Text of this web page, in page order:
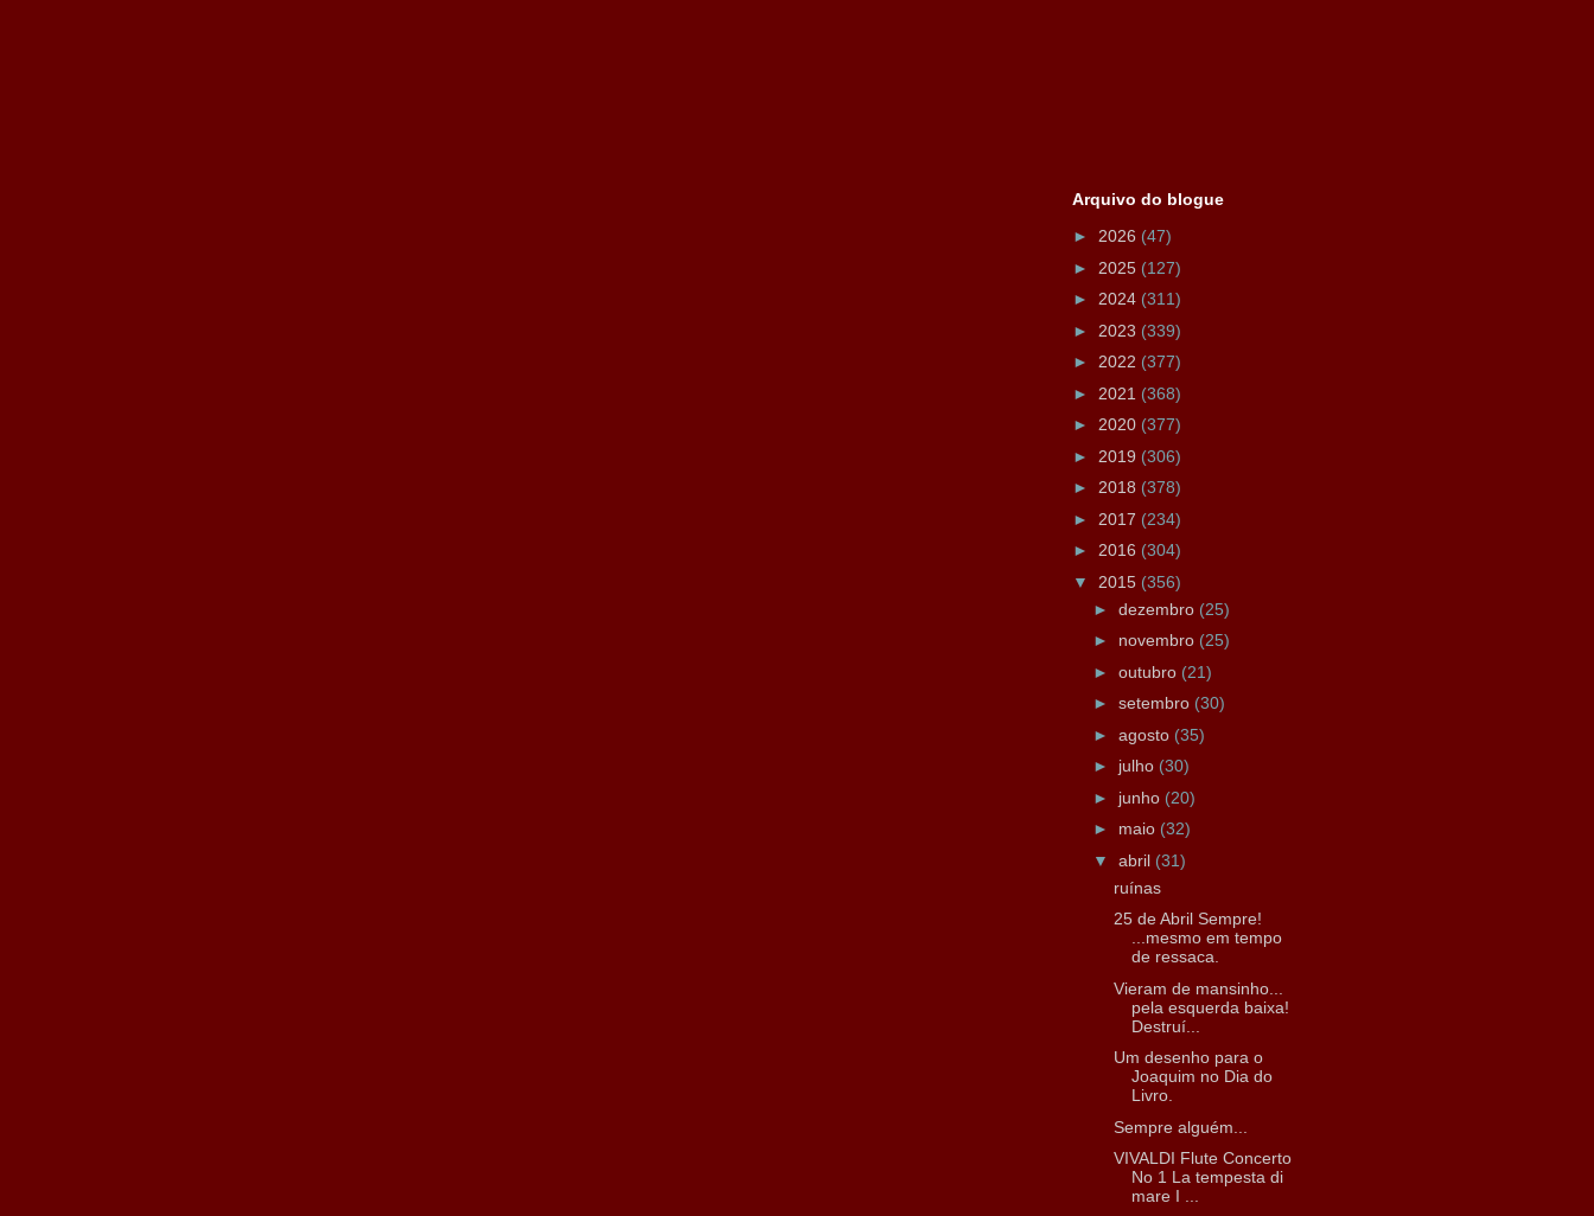
Arquivo do blogue
► 2026 (47)
► 2025 (127)
► 2024 (311)
► 2023 (339)
► 2022 (377)
► 2021 (368)
► 2020 (377)
► 2019 (306)
► 2018 (378)
► 2017 (234)
► 2016 (304)
▼ 2015 (356)
► dezembro (25)
► novembro (25)
► outubro (21)
► setembro (30)
► agosto (35)
► julho (30)
► junho (20)
► maio (32)
▼ abril (31)
ruínas
25 de Abril Sempre!
...mesmo em tempo
de ressaca.
Vieram de mansinho...
pela esquerda baixa!
Destruí...
Um desenho para o
Joaquim no Dia do
Livro.
Sempre alguém...
VIVALDI Flute Concerto
No 1 La tempesta di
mare I ...